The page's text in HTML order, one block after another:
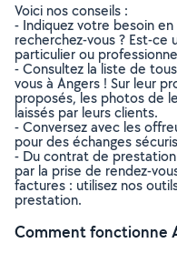
Voici nos conseils :
- Indiquez votre besoin
recherchez-vous ? Est-
particulier ou
- Consultez la liste de
vous à Angers ! Sur leur
proposés, les photos de
laissés par leurs clients.
- Conversez avec les
pour des échanges
- Du contrat de
par la prise de rendez-
factures : utilisez nos
prestation.
Comment fonctionne